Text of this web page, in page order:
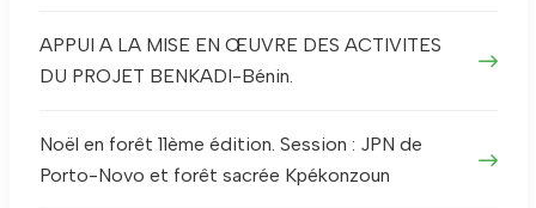
APPUI A LA MISE EN ŒUVRE DES ACTIVITES
DU PROJET BENKADI-Bénin.
Noël en forêt 11ème édition. Session : JPN de
Porto-Novo et forêt sacrée Kpékonzoun